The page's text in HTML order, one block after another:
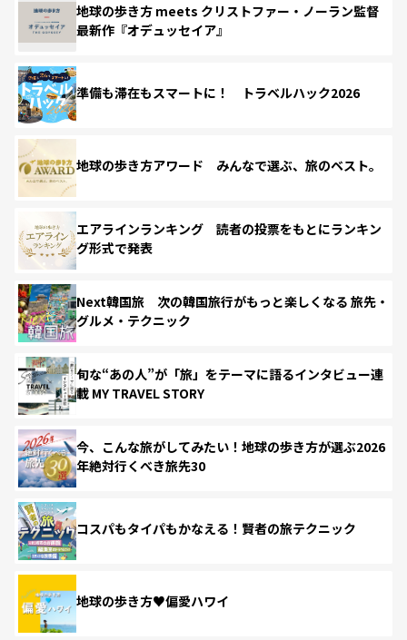
地球の歩き方 meets クリストファー・ノーラン監督
最新作『オデュッセイア』
準備も滞在もスマートに！ トラベルハック2026
地球の歩き方アワード みんなで選ぶ、旅のベスト。
エアラインランキング 読者の投票をもとにランキン
グ形式で発表
Next韓国旅 次の韓国旅行がもっと楽しくなる 旅先・
グルメ・テクニック
旬な“あの人”が「旅」をテーマに語るインタビュー連
載 MY TRAVEL STORY
今、こんな旅がしてみたい！地球の歩き方が選ぶ2026
年絶対行くべき旅先30
コスパもタイパもかなえる！賢者の旅テクニック
地球の歩き方♥偏愛ハワイ